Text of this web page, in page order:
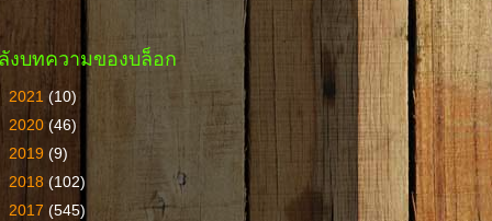
งบทความของบล็อก
2021 (10)
2020 (46)
2019 (9)
2018 (102)
2017 (545)